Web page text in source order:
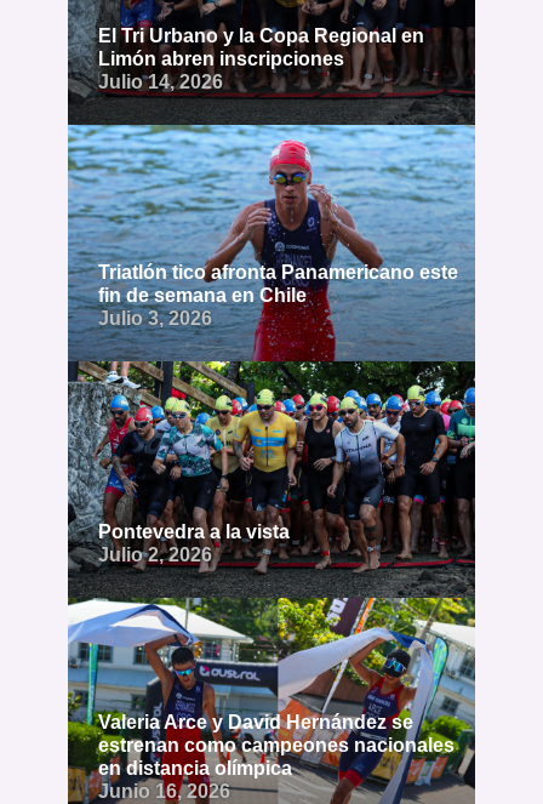
El Tri Urbano y la Copa Regional en
Limón abren inscripciones
Julio 14, 2026
Triatlón tico afronta Panamericano este
fin de semana en Chile
Julio 3, 2026
Pontevedra a la vista
Julio 2, 2026
Valeria Arce y David Hernández se
estrenan como campeones nacionales
en distancia olímpica
Junio 16, 2026